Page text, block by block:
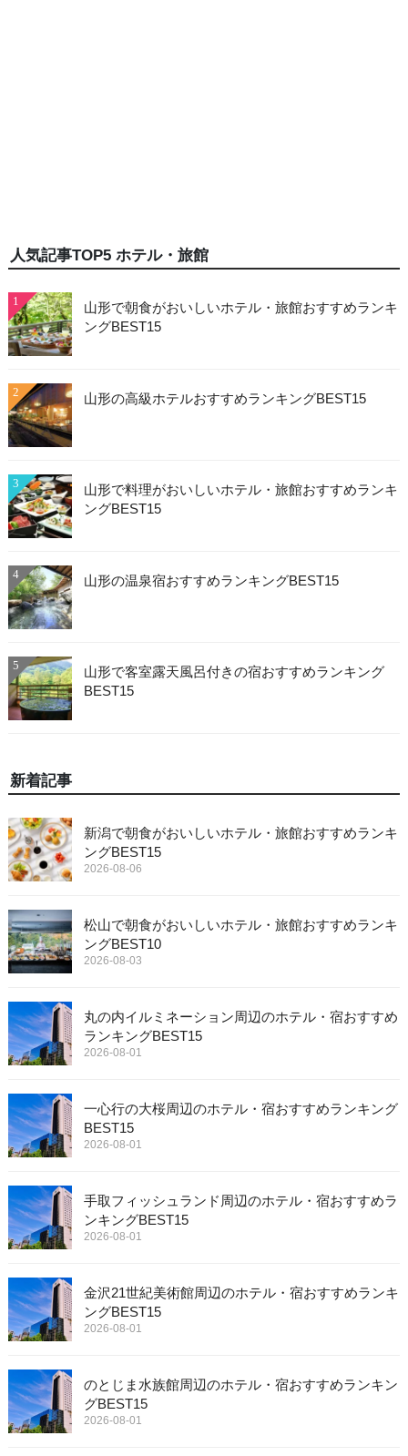
人気記事TOP5 ホテル・旅館
1
山形で朝食がおいしいホテル・旅館おすすめランキ
ングBEST15
2 山形の高級ホテルおすすめランキングBEST15
3
山形で料理がおいしいホテル・旅館おすすめランキ
ングBEST15
4 山形の温泉宿おすすめランキングBEST15
5
山形で客室露天風呂付きの宿おすすめランキング
BEST15
新着記事
新潟で朝食がおいしいホテル・旅館おすすめランキ
ングBEST15
2026-08-06
松山で朝食がおいしいホテル・旅館おすすめランキ
ングBEST10
2026-08-03
丸の内イルミネーション周辺のホテル・宿おすすめ
ランキングBEST15
2026-08-01
一心行の大桜周辺のホテル・宿おすすめランキング
BEST15
2026-08-01
手取フィッシュランド周辺のホテル・宿おすすめラ
ンキングBEST15
2026-08-01
金沢21世紀美術館周辺のホテル・宿おすすめランキ
ングBEST15
2026-08-01
のとじま水族館周辺のホテル・宿おすすめランキン
グBEST15
2026-08-01